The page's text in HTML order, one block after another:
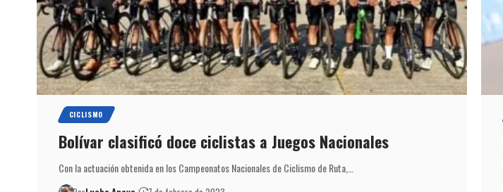
CICLISMO
Bolívar clasificó doce ciclistas a Juegos Nacionales
Con la actuación obtenida en los Campeonatos Nacionales de Ciclismo de Ruta,…